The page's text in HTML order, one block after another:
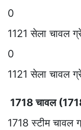
0
1121 सेला चावल
0
1121 सेला चावल
1718 चावल
1718 स्टीम